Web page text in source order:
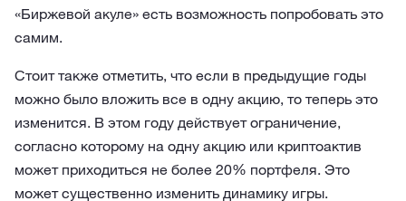
«Биржевой акуле» есть возможность попробовать это
самим.
Стоит также отметить, что если в предыдущие годы
можно было вложить все в одну акцию, то теперь это
изменится. В этом году действует ограничение,
согласно которому на одну акцию или криптоактив
может приходиться не более 20% портфеля. Это
может существенно изменить динамику игры.